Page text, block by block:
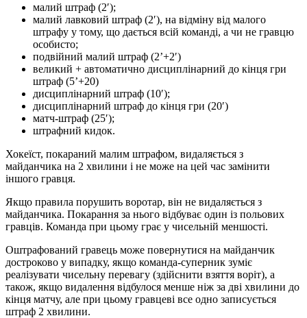
малий штраф (2′);
малий лавковий штраф (2′), на відміну від малого
штрафу у тому, що дається всій команді, а чи не гравцю
особисто;
подвійний малий штраф (2’+2′)
великий + автоматично дисциплінарний до кінця гри
штраф (5’+20)
дисциплінарний штраф (10′);
дисциплінарний штраф до кінця гри (20′)
матч-штраф (25′);
штрафний кидок.
Хокеїст, покараний малим штрафом, видаляється з
майданчика на 2 хвилини і не може на цей час замінити
іншого гравця.
Якщо правила порушить воротар, він не видаляється з
майданчика. Покарання за нього відбуває один із польових
гравців. Команда при цьому грає у чисельній меншості.
Оштрафований гравець може повернутися на майданчик
достроково у випадку, якщо команда-суперник зуміє
реалізувати чисельну перевагу (здійснити взяття воріт), а
також, якщо видалення відбулося менше ніж за дві хвилини до
кінця матчу, але при цьому гравцеві все одно записується
штраф 2 хвилини.